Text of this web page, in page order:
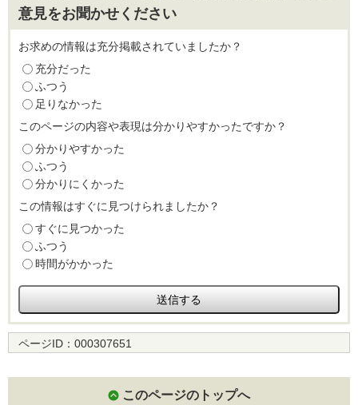
意見をお聞かせください
お求めの情報は充分掲載されていましたか？
充分だった
ふつう
足りなかった
このページの内容や表現は分かりやすかったですか？
分かりやすかった
ふつう
分かりにくかった
この情報はすぐに見つけられましたか？
すぐに見つかった
ふつう
時間がかかった
ページID： 000307651
このページのトップへ